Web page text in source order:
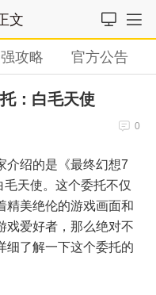
文
攻略 官方公告
：白毛天使
0
介绍的是《最终幻想7
天使。这个委托不仅
精美绝伦的游戏画面和
戏爱好者，那么绝对不
细了解一下这个委托的